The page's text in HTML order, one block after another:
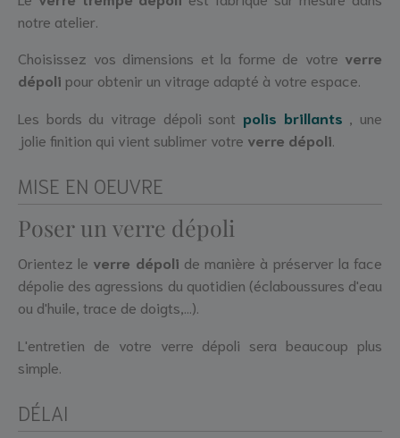
notre atelier.
Choisissez vos dimensions et la forme de votre verre
dépoli pour obtenir un vitrage adapté à votre espace.
Les bords du vitrage dépoli sont polis brillants , une
jolie finition qui vient sublimer votre verre dépoli
MISE EN OEUVRE
Poser un verre dépoli
Orientez le verre dépoli de manière à préserver la face
dépolie des agressions du quotidien (éclaboussures d'eau
ou d'huile, trace de doigts,...).
L'entretien de votre verre dépoli sera beaucoup plus
simple.
DÉLAI